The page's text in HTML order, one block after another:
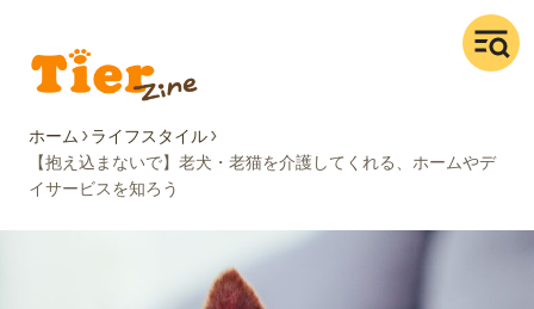
ホーム
ライフスタイル
【抱え込まないで】老犬・老猫を介護してくれる、ホームやデ
イサービスを知ろう